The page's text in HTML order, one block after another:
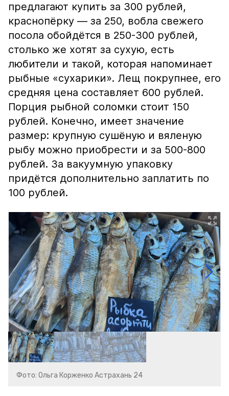
предлагают купить за 300 рублей,
краснопёрку — за 250, вобла свежего
посола обойдётся в 250-300 рублей,
столько же хотят за сухую, есть
любители и такой, которая напоминает
рыбные «сухарики». Лещ покрупнее, его
средняя цена составляет 600 рублей.
Порция рыбной соломки стоит 150
рублей. Конечно, имеет значение
размер: крупную сушёную и вяленую
рыбу можно приобрести и за 500-800
рублей. За вакуумную упаковку
придётся дополнительно заплатить по
100 рублей.
Фото: Ольга Корженко Астрахань 24